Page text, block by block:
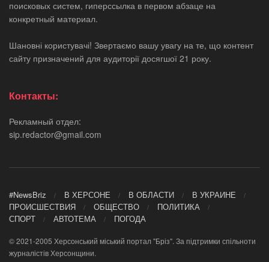
поисковых систем, гиперссылка в первом абзаце на
конкретный материал.
Шановні користувачі! Звертаємо вашу увагу на те, що контент
сайту призначений для аудиторії досягшої 21 року.
Контакты:
Рекламный отдел:
sip.redactor@gmail.com
#NewsBriz В ХЕРСОНЕ В ОБЛАСТИ
В УКРАИНЕ
ПРОИСШЕСТВИЯ
ОБЩЕСТВО
ПОЛИТИКА
СПОРТ
АВТОТЕМА ПОГОДА
© 2021-2005 Херсонський міський портал "Бріз". За підтримки спільноти
журналістів Херсонщини.